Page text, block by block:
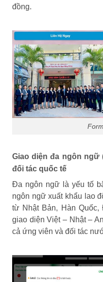
đồng.
Giao diện đa ngôn ngữ
đối tác quốc tế
Đa ngôn ngữ là yếu tố
ngôn ngữ xuất khẩu lao
từ Nhật Bản, Hàn
giao diện Việt – Nhật –
cả ứng viên và đối tác